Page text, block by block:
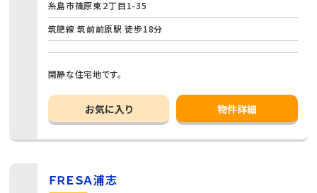
糸島市篠原東２丁目1-35
筑肥線 筑前前原駅 徒歩18分
閑静な住宅地です。
お気に入り 物件詳細
ＦＲＥＳＡ浦志